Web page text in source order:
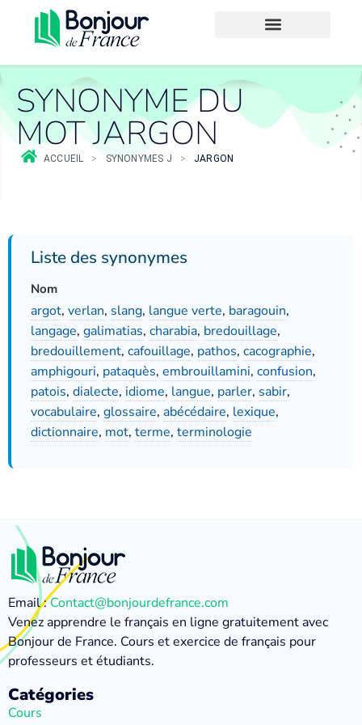
SYNONYME DU
MOT JARGON
ACCUEIL > SYNONYMES J > JARGON
Liste des synonymes
Nom
argot, verlan, slang, langue verte, baragouin,
langage, galimatias, charabia, bredouillage,
bredouillement, cafouillage, pathos, cacographie,
amphigouri, pataquès, embrouillamini, confusion,
patois, dialecte, idiome, langue, parler, sabir,
vocabulaire, glossaire, abécédaire, lexique,
dictionnaire, mot, terme, terminologie
Email :Contact@bonjourdefrance.com
Venez apprendre le français en ligne gratuitement avec
Bonjour de France. Cours et exercice de français pour
professeurs et étudiants.
Catégories
Cours